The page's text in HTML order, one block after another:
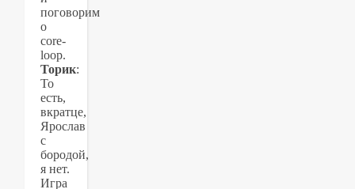
поговорим
о
core-
loop.
Торик:
То
есть,
вкратце,
Ярослав
с
бородой,
я нет.
Игра